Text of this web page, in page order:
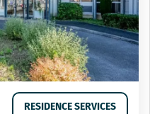
RESIDENCE SERVICES